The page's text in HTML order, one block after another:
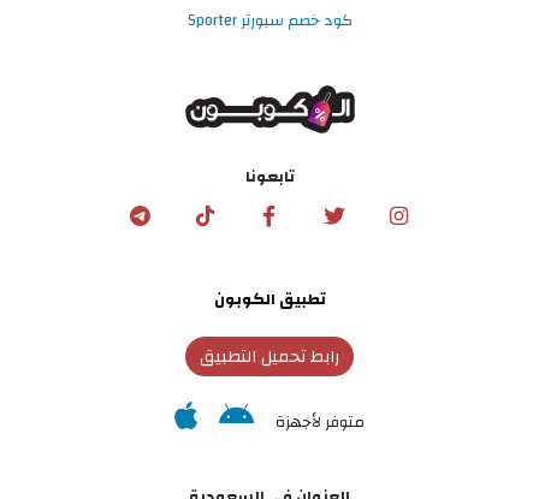
كود خصم سبورتر Sporter
تابعونا
تطبيق الكوبون
رابط تحميل التطبيق
متوفر لأجهزة